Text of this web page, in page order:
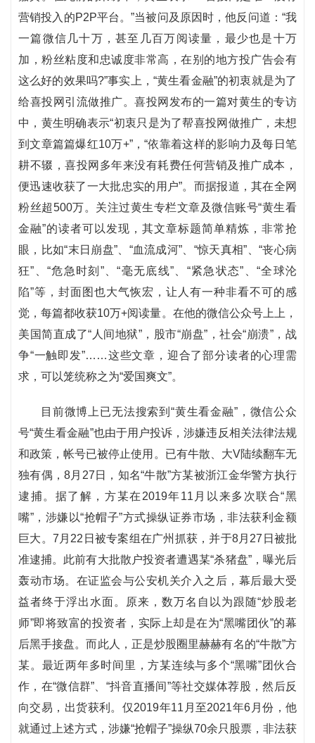
营销投入的P2P平台。”当被问及原因时，他反问道：“我
一篇微信几十万，甚至几百万阅读量，最少也是十万
加，粉丝粘度和忠诚度非常高，在别的地方投广告会有
这么好的效果吗?”事实上，“黄生看金融”的初衷就是为了
给喜投网引流做推广。喜投网发布的一篇对黄生的专访
中，黄生明确表示“初衷只是为了帮喜投网做推广，未想
到文章篇篇爆红10万+”，“依靠着这样的影响力及每日笔
耕不辍，喜投网多年来没有耗费任何营销及推广成本，
便迅速收获了一大批忠实的用户”。而据报道，其在全网
粉丝超500万。关注过黄生专栏文章及微信账号“黄生看
金融”的读者可以发现，其文章标题简单精炼，非常抢
眼，比如“末日崩盘”、“血流成河”、“惊天真相”、“丧心病
狂”、“危急时刻”、“毫无底线”、“紧急状态”、“全球沦
陷”等，封面图也大气恢宏，让人有一种非看不可的感
觉，每篇都收获10万+阅读量。在他的微信公众号上上，
美国简直成了“人间地狱”，股市“崩盘”，社会“崩溃”，战
争“一触即发”……这些文章，迎合了部分读者的心理需
求，可以笼统称之为“爱国爽文”。
目前微博上已无法搜索到“黄生看金融”，微信公众
号“黄生看金融”也由于用户投诉，涉嫌违反相关法律法规
和政策，帐号已被停止使用。已有牛散、大V陆续翻车无
独有偶，8月27日，知名“牛散”方某被浙江金华警方执行
逮捕。据了解，方某在2019年11月以来多次联合“黑
嘴”，涉嫌以“抢帽子”方式操纵证券市场，非法获利金额
巨大。7月22日被专案组在广州抓获，并于8月27日被批
准逮捕。此前有大批散户投资者遭遇某“杀猪盘”，曝光后
轰动市场。在证监会与公安机关介入之后，幕后最大受
益者终于浮出水面。原来，数万名自以为跟随“炒股老
师”即将致富的投资者，实际上却是在为“黑嘴团伙”的幕
后黑手接盘。而此人，正是炒股圈里赫赫有名的“牛散”方
某。最近两年多时间里，方某连续与多个“黑嘴”团伙合
作，在“微信群”、“抖音直播间”等社交媒体荐股，然后反
向交易，出货获利。仅2019年11月至2021年6月份，他
就通过上述方式，涉嫌“抢帽子”操纵70余只股票，非法获